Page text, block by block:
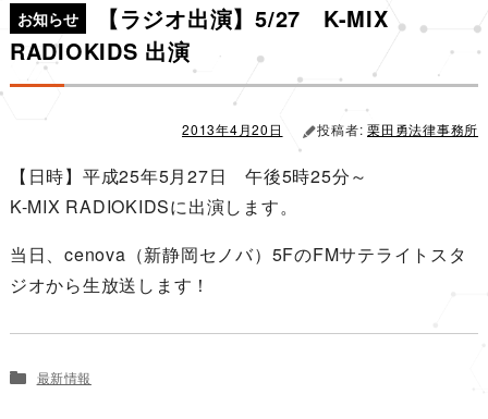
お知らせ
【ラジオ出演】5/27 K-MIX
RADIOKIDS 出演
日:
2013年4月20日 投稿者:栗田勇法律事務所
【日時】平成25年5月27日 午後5時25分～
K-MIX RADIOKIDSに出演します。
当日、cenova（新静岡セノバ）5FのFMサテライトスタ
ジオから生放送します！
ゴ
リ
ー
最新情報
稿
ナ
ビ
ョ
ン